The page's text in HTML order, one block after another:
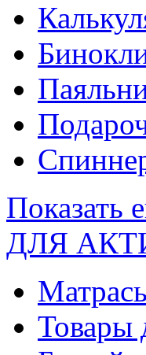
Показать
ДЛЯ
Товары